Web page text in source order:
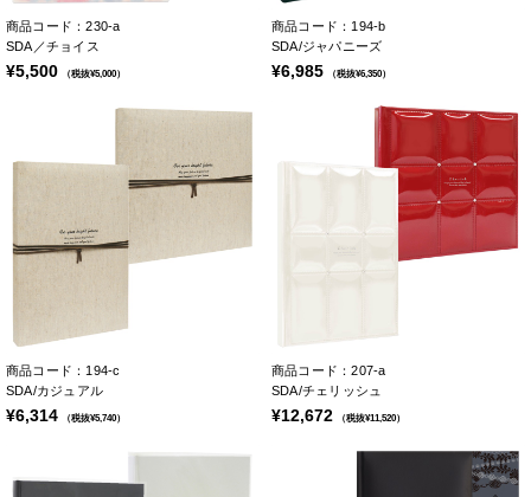
商品コード：230-a
SDA／チョイス
¥5,500 （税抜¥5,000）
商品コード：194-b
SDA/ジャパニーズ
¥6,985 （税抜¥6,350）
商品コード：194-c
SDA/カジュアル
¥6,314 （税抜¥5,740）
商品コード：207-a
SDA/チェリッシュ
¥12,672 （税抜¥11,520）